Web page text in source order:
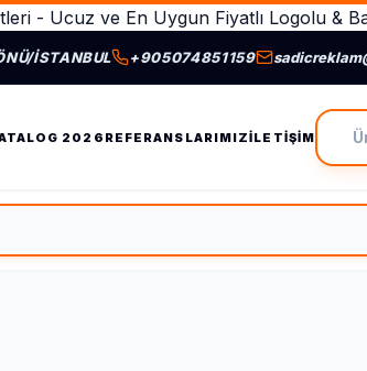
- Ucuz ve En Uygun Fiyatlı Logolu &
İSTANBUL +905074851159
2026 REFERANSLARIMIZİLETIŞIM
Ürün